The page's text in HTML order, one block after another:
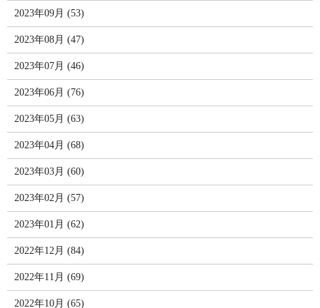
2023年09月 (53)
2023年08月 (47)
2023年07月 (46)
2023年06月 (76)
2023年05月 (63)
2023年04月 (68)
2023年03月 (60)
2023年02月 (57)
2023年01月 (62)
2022年12月 (84)
2022年11月 (69)
2022年10月 (65)